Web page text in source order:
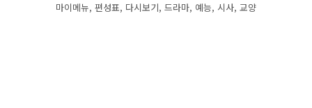
마이메뉴, 편성표, 다시보기, 드라마, 예능, 시사, 교양